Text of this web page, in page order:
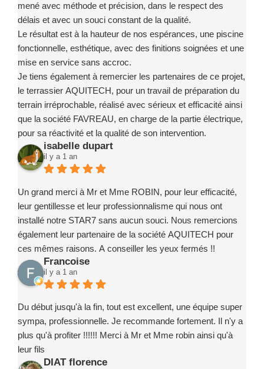
mené avec méthode et précision, dans le respect des
délais et avec un souci constant de la qualité.
Le résultat est à la hauteur de nos espérances, une piscine
fonctionnelle, esthétique, avec des finitions soignées et une
mise en service sans accroc.
Je tiens également à remercier les partenaires de ce projet,
le terrassier AQUITECH, pour un travail de préparation du
terrain irréprochable, réalisé avec sérieux et efficacité ainsi
que la société FAVREAU, en charge de la partie électrique,
pour sa réactivité et la qualité de son intervention.
Ce projet a été un exemple de coordination réussie, grâce à
des intervenants compétents, fiables et investis.
Je recommande sans la moindre hésitation l’entreprise
Marc ROBIN PISCINE et ses partenaires à toute personne
souhaitant concrétiser un projet de piscine en toute
confiance.
isabelle dupart
il y a 1 an
Un grand merci à Mr et Mme ROBIN, pour leur efficacité,
leur gentillesse et leur professionnalisme qui nous ont
installé notre STAR7 sans aucun souci. Nous remercions
également leur partenaire de la société AQUITECH pour
ces mêmes raisons. A conseiller les yeux fermés !!
Francoise
il y a 1 an
Du début jusqu'à la fin, tout est excellent, une équipe super
sympa, professionnelle. Je recommande fortement. Il n'y a
plus qu'à profiter !!!!!! Merci à Mr et Mme robin ainsi qu'à
leur fils
DIAT florence